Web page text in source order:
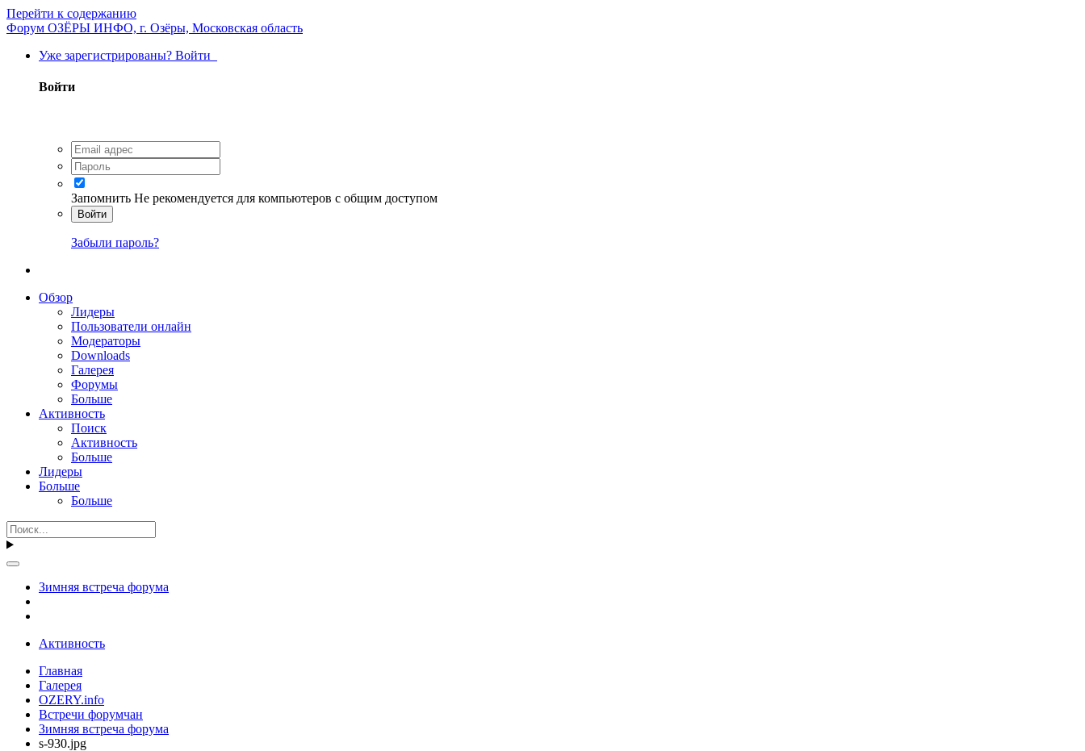
Перейти к содержанию
Форум ОЗЁРЫ ИНФО, г. Озёры, Московская область
Уже зарегистрированы? Войти
Войти
Запомнить Не рекомендуется для компьютеров с общим доступом
Войти
Забыли пароль?
Обзор
Лидеры
Пользователи онлайн
Модераторы
Downloads
Галерея
Форумы
Больше
Активность
Поиск
Активность
Больше
Лидеры
Больше
Больше
Зимняя встреча форума
Активность
Главная
Галерея
OZERY.info
Встречи форумчан
Зимняя встреча форума
s-930.jpg